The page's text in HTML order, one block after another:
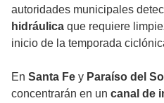
autoridades municipales
hidráulica que requiere
inicio de la temporada
En Santa Fe y Paraíso del Sol
concentrarán en un canal de